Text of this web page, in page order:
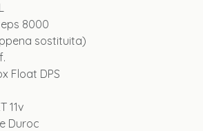
8000
sostituita)
Float DPS
11v
Duroc